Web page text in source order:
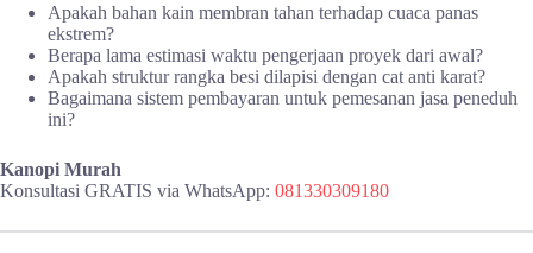
Apakah bahan kain membran tahan terhadap cuaca panas
ekstrem?
Berapa lama estimasi waktu pengerjaan proyek dari awal?
Apakah struktur rangka besi dilapisi dengan cat anti karat?
Bagaimana sistem pembayaran untuk pemesanan jasa peneduh
ini?
Kanopi Murah
Konsultasi GRATIS via WhatsApp: 081330309180